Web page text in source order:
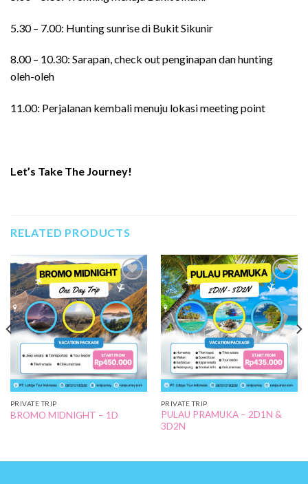
5.30 – 7.00: Hunting sunrise di Bukit Sikunir
8.00 – 10.30: Sarapan, check out penginapan dan hunting
oleh-oleh
11.00: Perjalanan kembali menuju lokasi meeting point
Let’s Take The Journey!
RELATED PRODUCTS
Add to
Wishlist
PRIVATE TRIP
BROMO MIDNIGHT – 1D
Add to
Wishlist
PRIVATE TRIP
PULAU PRAMUKA – 2D1N &
3D2N